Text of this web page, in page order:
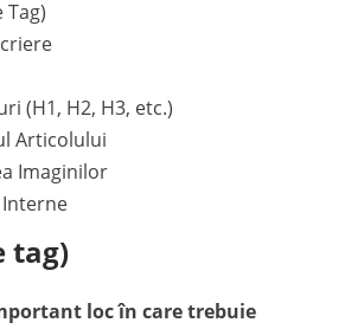
Tag)
(H1, H2, H3, etc.)
Articolului
Imaginilor
tag)
loc în care trebuie